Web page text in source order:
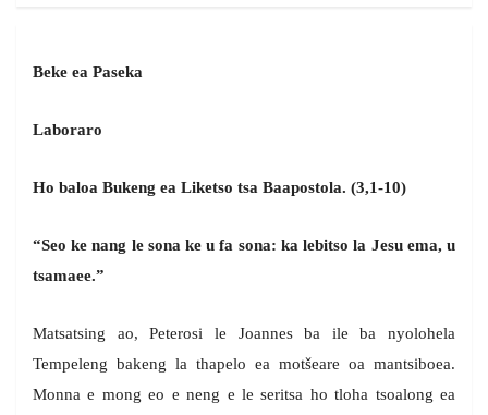
Beke ea Paseka
Laboraro
Ho baloa Bukeng ea Liketso tsa Baapostola. (3,1-10)
“Seo ke nang le sona ke u fa sona: ka lebitso la Jesu ema, u
tsamaee.”
Matsatsing ao, Peterosi le Joannes ba ile ba nyolohela
Tempeleng bakeng la thapelo ea motšeare oa mantsiboea.
Monna e mong eo e neng e le seritsa ho tloha tsoalong ea